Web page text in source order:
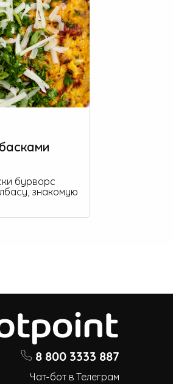
бурворс
знакомую
8 800 3333 887
Чат-бот в Телеграм